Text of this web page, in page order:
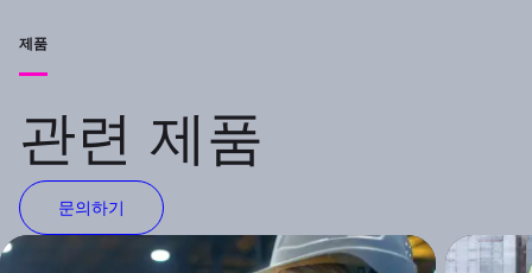
제품
관련 제품
문의하기